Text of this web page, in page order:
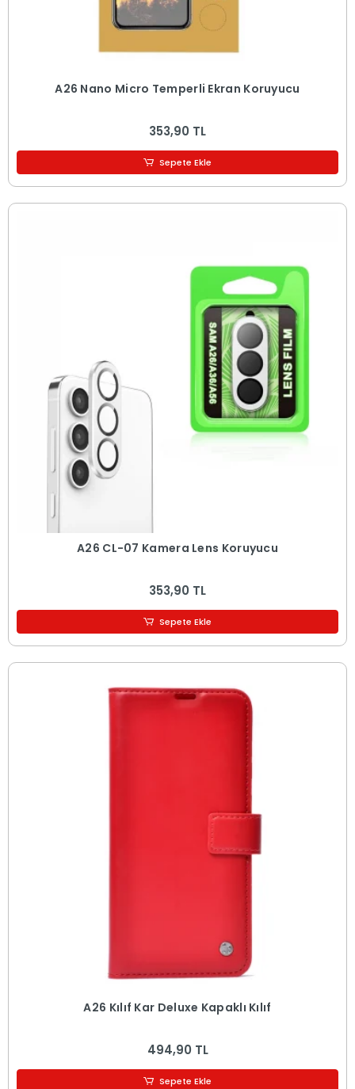
A26 Nano Micro Temperli Ekran Koruyucu
353,90 TL
Sepete Ekle
A26 CL-07 Kamera Lens Koruyucu
353,90 TL
Sepete Ekle
A26 Kılıf Kar Deluxe Kapaklı Kılıf
494,90 TL
Sepete Ekle